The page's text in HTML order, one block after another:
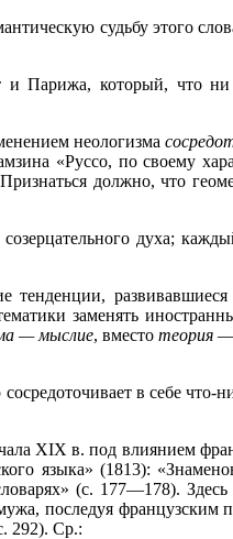
судьбу этого
и Парижа, который, что
неологизма
«Руссо, по своему
должно, что
духа;
тенденции,
заменять
— мыслие, вместотеория
в себе что-
XIX в. под влиянием
языка» (1813):
(с. 177—178).
последуя французским
292). Ср.: